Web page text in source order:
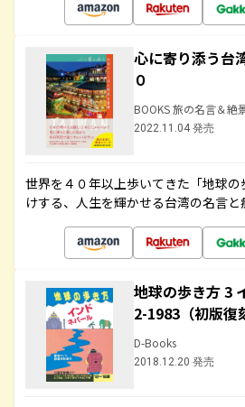
心に寄り添う台
０
BOOKS 旅の名言＆絶
2022.11.04 発売
世界を４０年以上歩いてきた「地球
けする、人生を輝かせる台湾の名言
地球の歩き方 3
2-1983（初版復
D-Books
2018.12.20 発売